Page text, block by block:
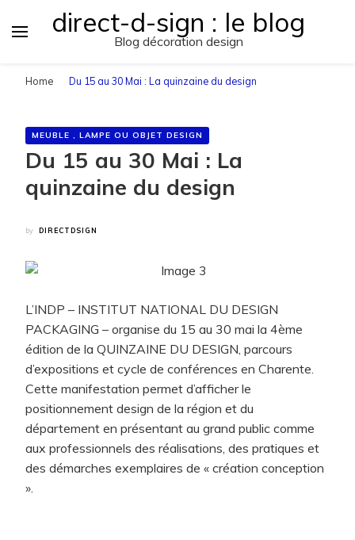
direct-d-sign : le blog
Blog décoration design
Home Du 15 au 30 Mai : La quinzaine du design
MEUBLE , LAMPE OU OBJET DESIGN
Du 15 au 30 Mai : La
quinzaine du design
by DIRECTDSIGN
L’INDP – INSTITUT NATIONAL DU DESIGN
PACKAGING – organise du 15 au 30 mai la 4ème
édition de la QUINZAINE DU DESIGN, parcours
d’expositions et cycle de conférences en Charente.
Cette manifestation permet d’afficher le
positionnement design de la région et du
département en présentant au grand public comme
aux professionnels des réalisations, des pratiques et
des démarches exemplaires de « création conception
».